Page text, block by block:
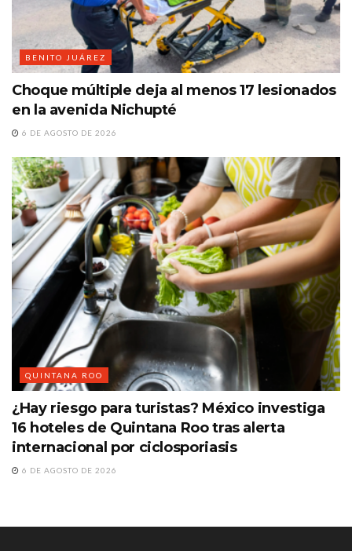
BENITO JUÁREZ
Choque múltiple deja al menos 17 lesionados
en la avenida Nichupté
6 DE AGOSTO DE 2026
QUINTANA ROO
¿Hay riesgo para turistas? México investiga
16 hoteles de Quintana Roo tras alerta
internacional por ciclosporiasis
6 DE AGOSTO DE 2026